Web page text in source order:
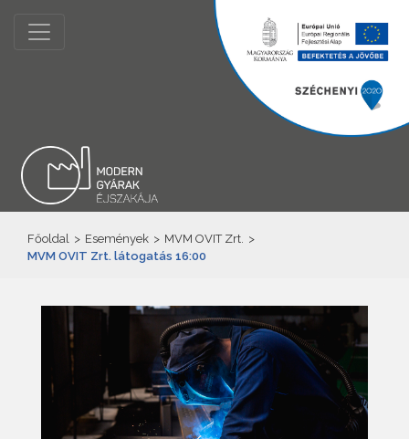
Főoldal > Események > MVM OVIT Zrt. >
MVM OVIT Zrt. látogatás 16:00